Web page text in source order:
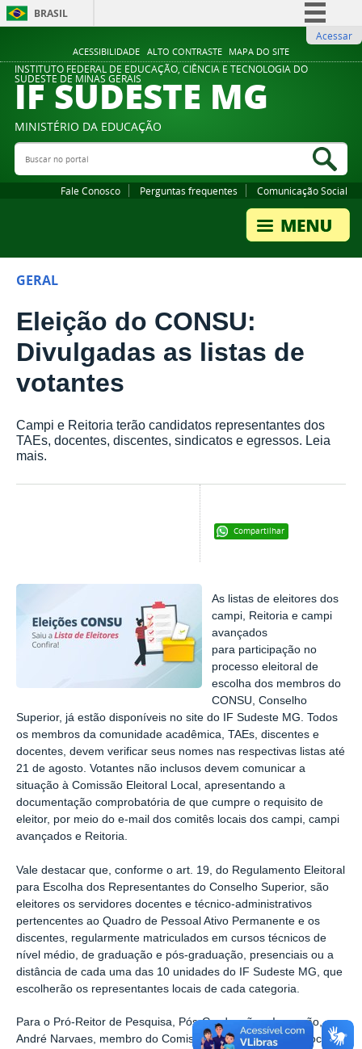
ACESSIBILIDADE ALTO CONTRASTE MAPA DO SITE
BRASIL
Comunica BR
Participe
Legislação
Acessar
INSTITUTO FEDERAL DE EDUCAÇÃO, CIÊNCIA E TECNOLOGIA DO
SUDESTE DE MINAS GERAIS
IF SUDESTE MG
MINISTÉRIO DA EDUCAÇÃO
Buscar no portal
Fale Conosco Perguntas frequentes Comunicação Social
GERAL
Eleição do CONSU:
Divulgadas as listas de
votantes
Campi e Reitoria terão candidatos representantes dos
TAEs, docentes, discentes, sindicatos e egressos. Leia
mais.
Compartilhar
As listas de eleitores dos
campi, Reitoria e campi
avançados
para participação no
processo eleitoral de
escolha dos membros do
CONSU, Conselho
Superior, já estão disponíveis no site do IF Sudeste MG. Todos
os membros da comunidade acadêmica, TAEs, discentes e
docentes, devem verificar seus nomes nas respectivas listas até
21 de agosto. Votantes não inclusos devem comunicar a
situação à Comissão Eleitoral Local, apresentando a
documentação comprobatória de que cumpre o requisito de
eleitor, por meio do e-mail dos comitês locais dos campi, campi
avançados e Reitoria.
Vale destacar que, conforme o art. 19, do Regulamento Eleitoral
para Escolha dos Representantes do Conselho Superior, são
eleitores os servidores docentes e técnico-administrativos
pertencentes ao Quadro de Pessoal Ativo Permanente e os
discentes, regularmente matriculados em cursos técnicos de
nível médio, de graduação e pós-graduação, presenciais ou a
distância de cada uma das 10 unidades do IF Sudeste MG, que
escolherão os representantes locais de cada categoria.
Para o Pró-Reitor de Pesquisa, Pós-Graduação e Inovação,
André Narvaes, membro do Comissão Permanente do Processo